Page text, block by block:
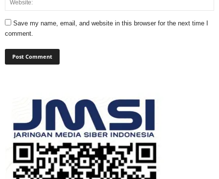
Save my name, email, and website in this browser for the next time I
comment.